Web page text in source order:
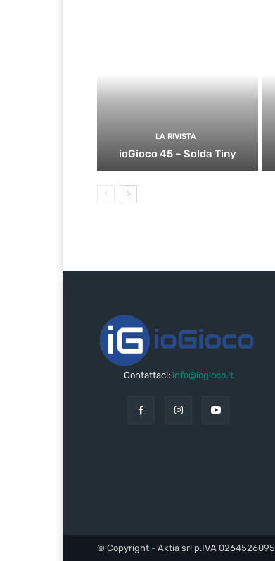
LA RIVISTA
ioGioco 45 – Solda Tiny
Contattaci: info@iogioco.it
© Copyright - Aktia srl p.IVA 0264526095